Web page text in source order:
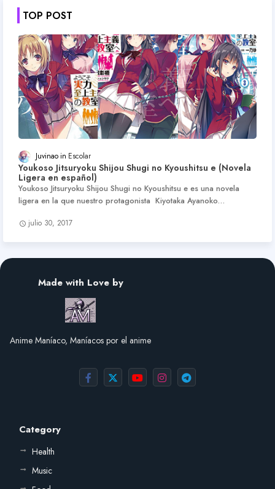
TOP POST
Juvinao Escolar
Youkoso Jitsuryoku Shijou Shugi no Kyoushitsu e (Novela
Ligera en español)
Youkoso Jitsuryoku Shijou Shugi no Kyoushitsu e es una novela
ligera en la que nuestro protagonista Kiyotaka Ayanoko…
julio 30, 2017
Made with Love by
Anime Maníaco, Maníacos por el anime
Category
Health
Music